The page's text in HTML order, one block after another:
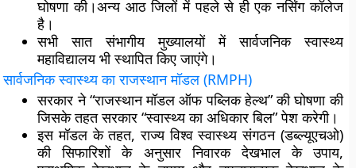
घोषणा की।अन्य आठ जिलों में पहले से ही एक नर्सिंग कॉलेज
है।
सभी सात संभागीय मुख्यालयों में सार्वजनिक स्वास्थ्य
महाविद्यालय भी स्थापित किए जाएंगे।
सार्वजनिक स्वास्थ्य का राजस्थान मॉडल (RMPH)
सरकार ने “राजस्थान मॉडल ऑफ पब्लिक हेल्थ” की घोषणा की
जिसके तहत सरकार “स्वास्थ्य का अधिकार बिल” पेश करेगी।
इस मॉडल के तहत, राज्य विश्व स्वास्थ्य संगठन (डब्ल्यूएचओ)
की सिफारिशों के अनुसार निवारक देखभाल के उपाय,